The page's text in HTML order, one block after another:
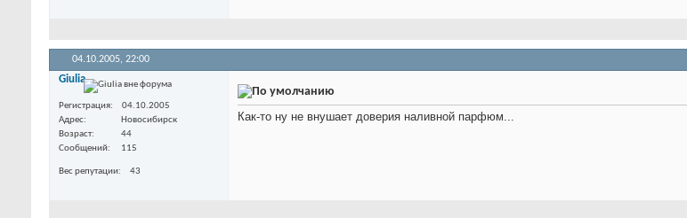
04.10.2005, 22:00
Giulia
Регистрация
04.10.2005
Адрес
Новосибирск
Возраст
44
Сообщений
115
Вес репутации 43
Как-то ну не внушает доверия наливной парфюм...